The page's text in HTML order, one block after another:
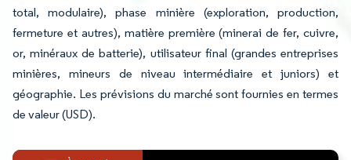
total, modulaire), phase minière (exploration, production,
fermeture et autres), matière première (minerai de fer, cuivre,
or, minéraux de batterie), utilisateur final (grandes entreprises
minières, mineurs de niveau intermédiaire et juniors) et
géographie. Les prévisions du marché sont fournies en termes
de valeur (USD).